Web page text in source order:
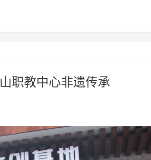
职教中心非遗传承